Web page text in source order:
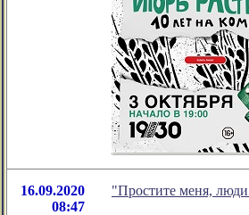
16.09.2020
08:47
"Простите меня,